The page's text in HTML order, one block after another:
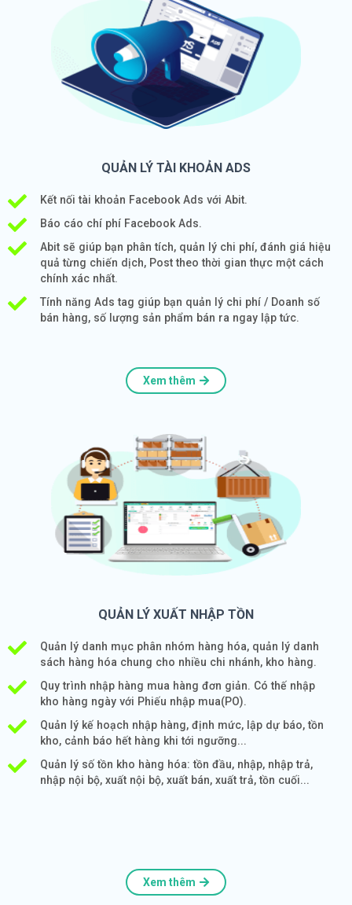
QUẢN LÝ TÀI KHOẢN ADS
Kết nối tài khoản Facebook Ads với Abit.
Báo cáo chí phí Facebook Ads.
Abit sẽ giúp bạn phân tích, quản lý chi phí, đánh giá hiệu
quả từng chiến dịch, Post theo thời gian thực một cách
chính xác nhất.
Tính năng Ads tag giúp bạn quản lý chi phí / Doanh số
bán hàng, số lượng sản phẩm bán ra ngay lập tức.
Xem thêm
QUẢN LÝ XUẤT NHẬP TỒN
Quản lý danh mục phân nhóm hàng hóa, quản lý danh
sách hàng hóa chung cho nhiều chi nhánh, kho hàng.
Quy trình nhập hàng mua hàng đơn giản. Có thế nhập
kho hàng ngày với Phiếu nhập mua(PO).
Quản lý kế hoạch nhập hàng, định mức, lập dự báo, tồn
kho, cảnh báo hết hàng khi tới ngưỡng...
Quản lý số tồn kho hàng hóa: tồn đầu, nhập, nhập trả,
nhập nội bộ, xuất nội bộ, xuất bán, xuất trả, tồn cuối...
Xem thêm